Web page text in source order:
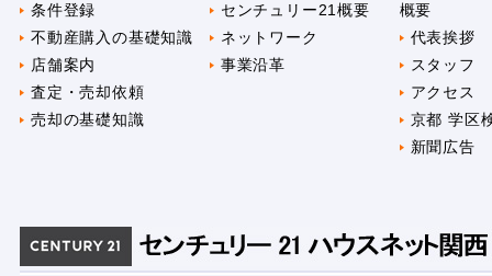
条件登録
不動産購入の基礎知識
店舗案内
査定・売却依頼
売却の基礎知識
センチュリー21概要
ネットワーク
事業沿革
概要
代表挨拶
スタッフ
アクセス
京都 学区
新聞広告